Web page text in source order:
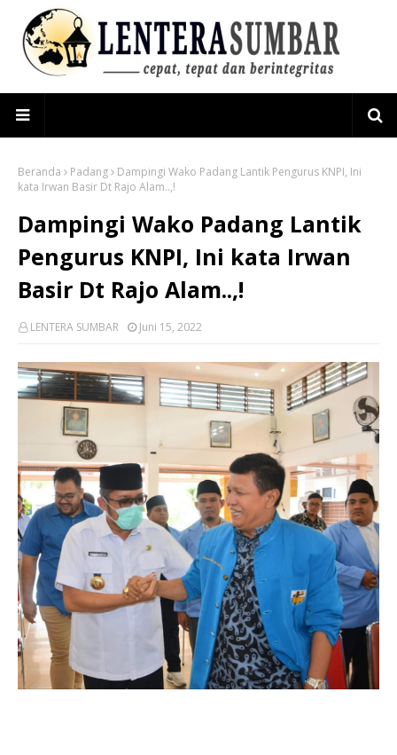
Beranda Padang
Dampingi Wako Padang Lantik Pengurus KNPI, Ini
kata Irwan Basir Dt Rajo Alam..,!
Dampingi Wako Padang Lantik
Pengurus KNPI, Ini kata Irwan
Basir Dt Rajo Alam..,!
LENTERA SUMBAR Juni 15, 2022